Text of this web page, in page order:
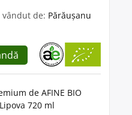
vândut de: Părăușanu